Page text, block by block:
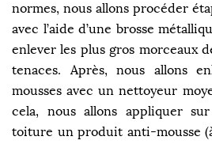
normes, nous allons procéder
avec l’aide d’une brosse
enlever les plus gros morceaux
tenaces. Après, nous allons
mousses avec un nettoyeur
cela, nous allons appliquer
toiture un produit anti-mousse